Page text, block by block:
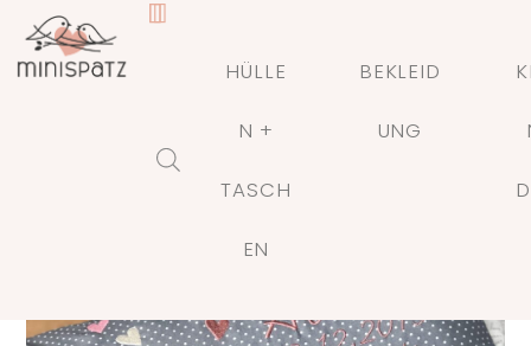
HÜLLE
N +
TASCH
EN
BEKLEID
UNG